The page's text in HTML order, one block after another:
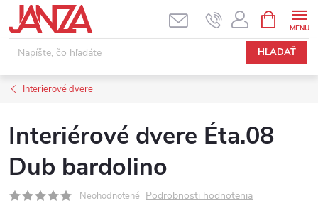
Prejsť na obsah
HĽADAŤ
Interierové dvere
Interiérové dvere Éta.08
Dub bardolino
Neohodnotené Podrobnosti hodnotenia